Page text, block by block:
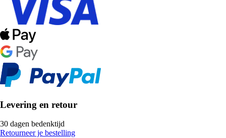
Levering en retour
30 dagen bedenktijd
Retourneer je bestelling